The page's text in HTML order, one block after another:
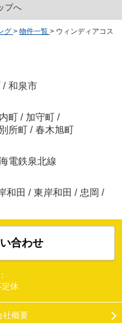
プへ
グ > 物件一覧 > ウィンディアコス
/ 和泉市
町 / 加守町 /
別所町 / 春木旭町
電鉄泉北線
和田 / 東岸和田 / 忠岡 /
合わせ
定休
社概要